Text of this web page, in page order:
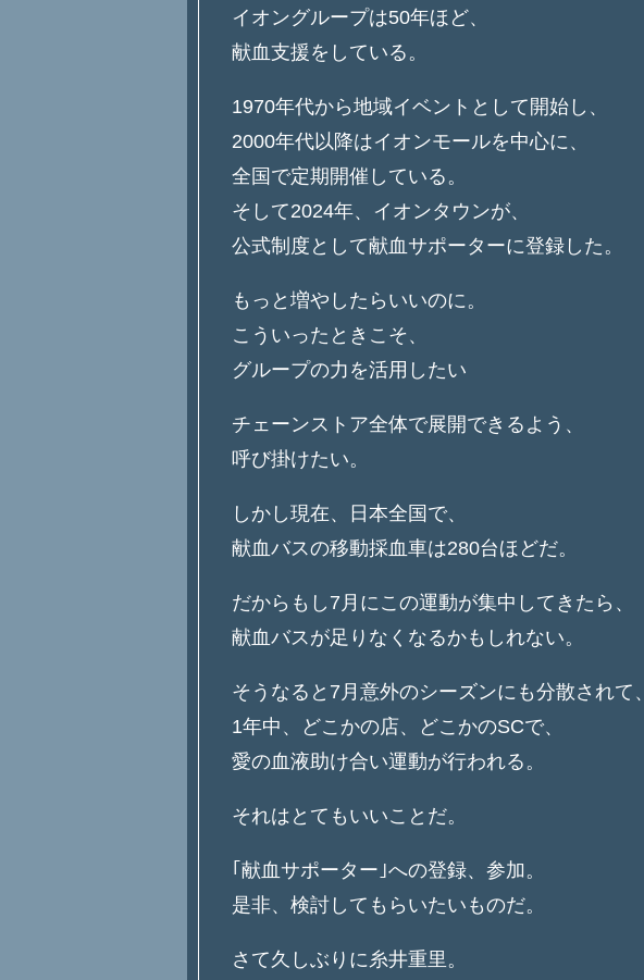
イオングループは50年ほど、
献血支援をしている。
1970年代から地域イベントとして開始し、
2000年代以降はイオンモールを中心に、
全国で定期開催している。
そして2024年、イオンタウンが、
公式制度として献血サポーターに登録した。
もっと増やしたらいいのに。
こういったときこそ、
グループの力を活用したい
チェーンストア全体で展開できるよう、
呼び掛けたい。
しかし現在、日本全国で、
献血バスの移動採血車は280台ほどだ。
だからもし7月にこの運動が集中してきたら、
献血バスが足りなくなるかもしれない。
そうなると7月意外のシーズンにも分散されて、
1年中、どこかの店、どこかのSCで、
愛の血液助け合い運動が行われる。
それはとてもいいことだ。
｢献血サポーター｣への登録、参加。
是非、検討してもらいたいものだ。
さて久しぶりに糸井重里。